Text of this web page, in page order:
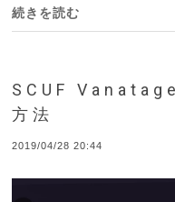
続きを読む
SCUF
方法
2019/04/28 20:44